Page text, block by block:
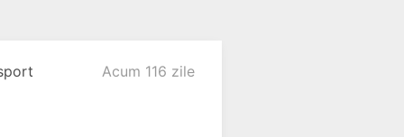
Acum 116 zile